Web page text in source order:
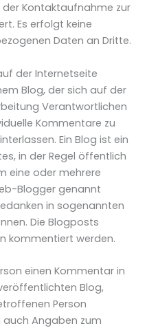
Kontaktaufnahme zur
Es erfolgt keine
Daten an Dritte.
der Internetseite
Blog, der sich auf der
Verantwortlichen
Kommentare zu
Ein Blog ist ein
in der Regel öffentlich
eine oder mehrere
Blogger genannt
in sogenannten
Die Blogposts
kommentiert werden.
einen Kommentar in
Blog,
Person
Angaben zum